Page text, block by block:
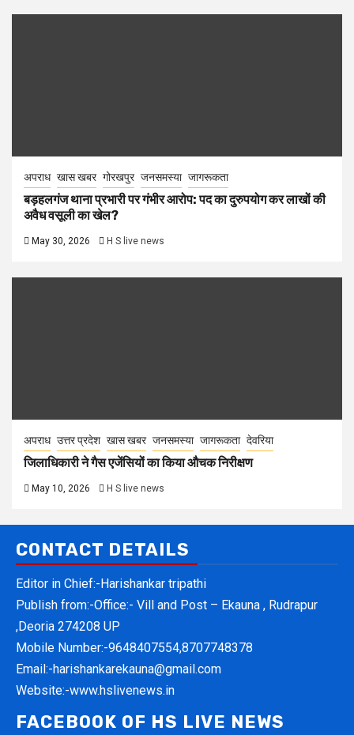
अपराध खास खबर गोरखपुर जनसमस्या जागरूकता
बड़हलगंज थाना प्रभारी पर गंभीर आरोप: पद का दुरुपयोग कर लाखों की
अवैध वसूली का खेल?
May 30, 2026 H S live news
अपराध उत्तर प्रदेश खास खबर जनसमस्या जागरूकता देवरिया
जिलाधिकारी ने गैस एजेंसियों का किया औचक निरीक्षण
May 10, 2026 H S live news
CONTACT DETAILS
Editor in Chief:-Harishankar tripathi
Publish from:-Office:- Vill and Post – Ekauna , Rudrapur
,Deoria 274208 UP
Mobile Number:-9648407554,8707748378
Email:-harishankarekauna@gmail.com
Website:-www.hslivenews.in
FACEBOOK OF HS LIVE NEWS